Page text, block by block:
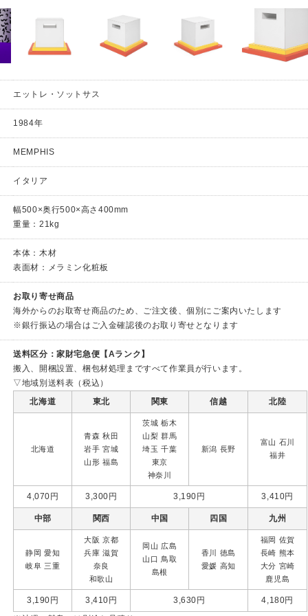
エットレ・ソットサス
1984年
MEMPHIS
イタリア
幅500×奥行500×高さ400mm
重量：21kg
本体：木材
表面材：メラミン化粧板
お取り寄せ商品
海外からのお取寄せ商品のため、ご注文後、個別にご案内いたします
※銀行振込の場合はご入金確認後のお取り寄せとなります
送料区分：家財宅急便【Aランク】
搬入、開梱設置、梱包材処理まですべて作業員が行います。
▽地域別送料表（税込）
北海道
東北 関東 信越 北陸
北海道
青森 秋田
岩手宮城
山形 福島
茨城 栃木
山梨群馬
埼玉 千葉
東京
神奈川
新潟 長野
富山 石川
福井
4,070円 3,300円 3,190円 3,410円
中部 関西 中国 四国 九州
静岡 愛知
岐阜 三重
大阪 京都
兵庫 滋賀
奈良
和歌山
岡山 広島
山口鳥取
島根
香川 徳島
愛媛 高知
福岡 佐賀
長崎 熊本
大分 宮崎
鹿児島
3,190円 3,410円 3,630円
4,180円